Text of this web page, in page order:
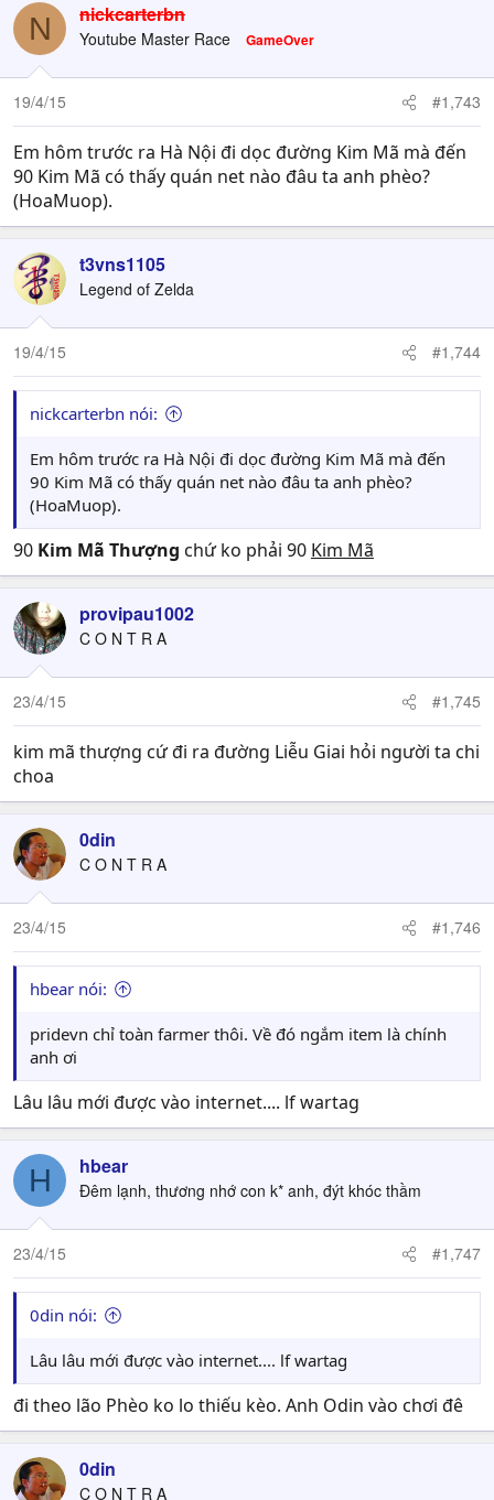
N nickcarterbn
Youtube Master Race GameOver
19/4/15 #1,743
Em hôm trước ra Hà Nội đi dọc đường Kim Mã mà đến
90 Kim Mã có thấy quán net nào đâu ta anh phèo?
(HoaMuop).
t3vns1105
Legend of Zelda
19/4/15 #1,744
nickcarterbn nói:
Em hôm trước ra Hà Nội đi dọc đường Kim Mã mà đến
90 Kim Mã có thấy quán net nào đâu ta anh phèo?
(HoaMuop).
90 Kim Mã Thượng chứ ko phải 90 Kim Mã
provipau1002
C O N T R A
23/4/15 #1,745
kim mã thượng cứ đi ra đường Liễu Giai hỏi người ta chi
choa
0din
C O N T R A
23/4/15 #1,746
hbear nói:
pridevn chỉ toàn farmer thôi. Về đó ngắm item là chính
anh ơi
Lâu lâu mới được vào internet.... lf wartag
H hbear
Đêm lạnh, thương nhớ con k* anh, đýt khóc thầm
23/4/15 #1,747
0din nói:
Lâu lâu mới được vào internet.... lf wartag
đi theo lão Phèo ko lo thiếu kèo. Anh Odin vào chơi đê
0din
C O N T R A